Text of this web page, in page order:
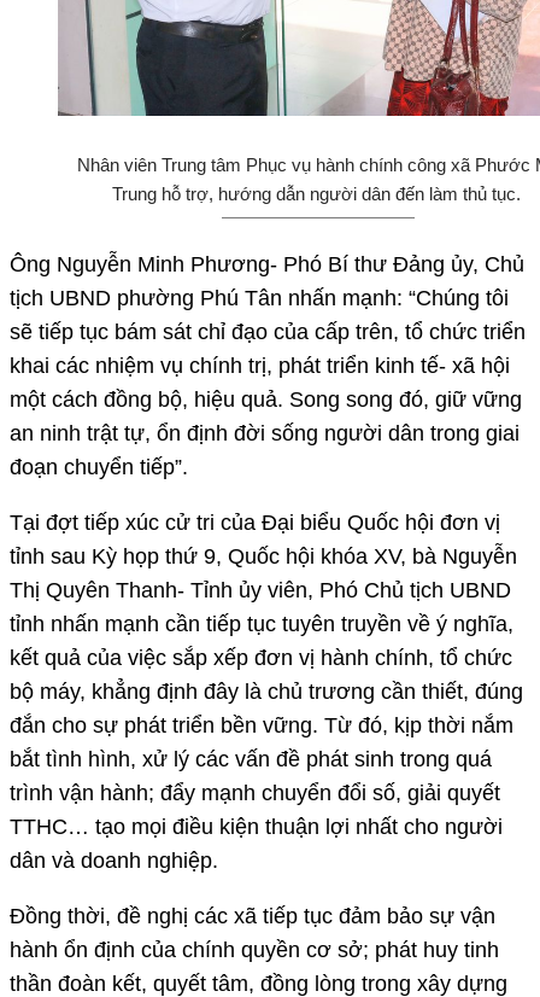
Nhân viên Trung tâm Phục vụ hành chính công xã Phước
Trung hỗ trợ, hướng dẫn người dân đến làm thủ tục.
Ông Nguyễn Minh Phương- Phó Bí thư Đảng ủy, Chủ
tịch UBND phường Phú Tân nhấn mạnh: “Chúng tôi
sẽ tiếp tục bám sát chỉ đạo của cấp trên, tổ chức triển
khai các nhiệm vụ chính trị, phát triển kinh tế- xã hội
một cách đồng bộ, hiệu quả. Song song đó, giữ vững
an ninh trật tự, ổn định đời sống người dân trong giai
đoạn chuyển tiếp”.
Tại đợt tiếp xúc cử tri của Đại biểu Quốc hội đơn vị
tỉnh sau Kỳ họp thứ 9, Quốc hội khóa XV, bà Nguyễn
Thị Quyên Thanh- Tỉnh ủy viên, Phó Chủ tịch UBND
tỉnh nhấn mạnh cần tiếp tục tuyên truyền về ý nghĩa,
kết quả của việc sắp xếp đơn vị hành chính, tổ chức
bộ máy, khẳng định đây là chủ trương cần thiết, đúng
đắn cho sự phát triển bền vững. Từ đó, kịp thời nắm
bắt tình hình, xử lý các vấn đề phát sinh trong quá
trình vận hành; đẩy mạnh chuyển đổi số, giải quyết
TTHC… tạo mọi điều kiện thuận lợi nhất cho người
dân và doanh nghiệp.
Đồng thời, đề nghị các xã tiếp tục đảm bảo sự vận
hành ổn định của chính quyền cơ sở; phát huy tinh
thần đoàn kết, quyết tâm, đồng lòng trong xây dựng